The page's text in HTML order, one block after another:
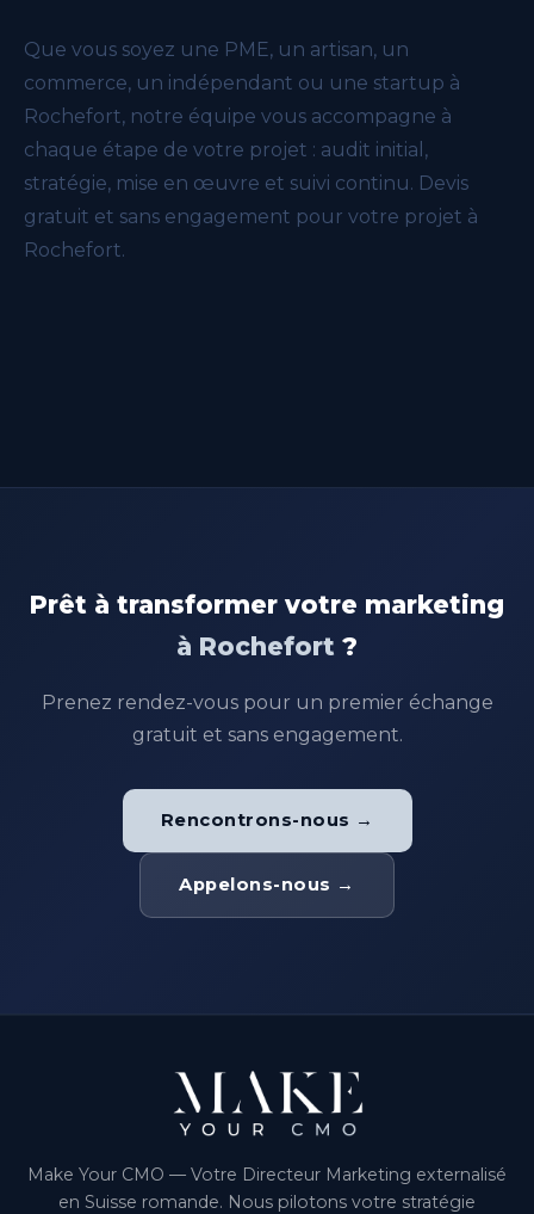
Que vous soyez une PME, un artisan, un
commerce, un indépendant ou une startup à
Rochefort, notre équipe vous accompagne à
chaque étape de votre projet : audit initial,
stratégie, mise en œuvre et suivi continu. Devis
gratuit et sans engagement pour votre projet à
Rochefort.
Prêt à transformer votre marketing
à Rochefort ?
Prenez rendez-vous pour un premier échange
gratuit et sans engagement.
Rencontrons-nous →
Appelons-nous →
Make Your CMO — Votre Directeur Marketing externalisé
en Suisse romande. Nous pilotons votre stratégie